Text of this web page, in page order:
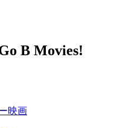
B Movies!
映画